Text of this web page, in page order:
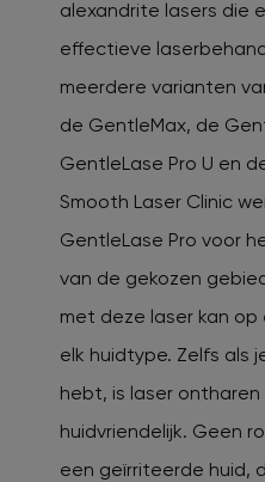
alexandrite lasers die
effectieve
meerdere varianten
de GentleMax, de
GentleLase Pro U en
Smooth Laser Clinic
GentleLase Pro voor
van de gekozen
met deze laser kan op
elk huidtype. Zelfs als
hebt, is laser
huidvriendelijk. Geen
een geïrriteerde huid,